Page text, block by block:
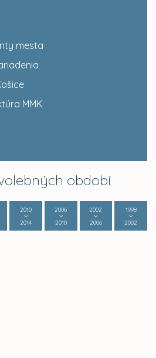
mesta
MMK
období
2010
2014
2006
2010
2002
2006
1998
2002